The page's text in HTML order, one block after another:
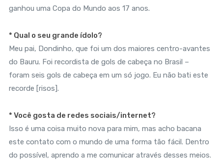
ganhou uma Copa do Mundo aos 17 anos.
* Qual o seu grande ídolo?
Meu pai, Dondinho, que foi um dos maiores centro-avantes
do Bauru. Foi recordista de gols de cabeça no Brasil –
foram seis gols de cabeça em um só jogo. Eu não bati este
recorde [risos].
* Você gosta de redes sociais/internet?
Isso é uma coisa muito nova para mim, mas acho bacana
este contato com o mundo de uma forma tão fácil. Dentro
do possível, aprendo a me comunicar através desses meios.